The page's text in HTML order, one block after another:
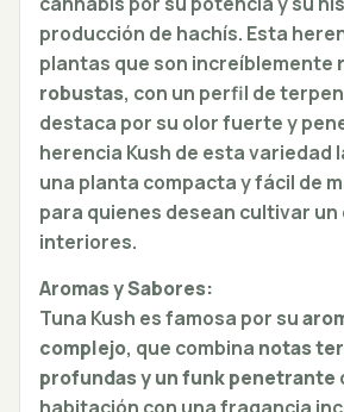
producción de hachís. Esta
plantas que son increíblemente
robustas, con un perfil de
destaca por su olor fuerte y
herencia Kush de esta variedad
una planta compacta y fácil de
para quienes desean cultivar un
interiores.
Aromas y Sabores:
Tuna Kush es famosa por su
complejo, que combina notas
profundas y un funk penetrante